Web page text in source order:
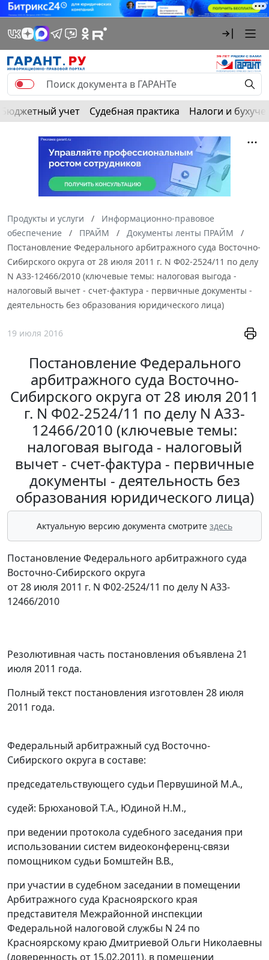
Бюджетный учет Судебная практика Налоги и
Продукты и услуги
Информационно-правовое
обеспечение
ПРАЙМ
Документы ленты ПРАЙМ
Постановление Федерального арбитражного суда Восточно-
Сибирского округа от 28 июля 2011 г. N Ф02-2524/11 по делу
N А33-12466/2010 (ключевые темы: налоговая выгода -
налоговый вычет - счет-фактура - первичные документы -
деятельность без образования юридического лица)
19 июля 2016
Постановление Федерального
арбитражного суда Восточно-
Сибирского округа от 28 июля 2011
г. N Ф02-2524/11 по делу N А33-
12466/2010 (ключевые темы:
налоговая выгода - налоговый
вычет - счет-фактура - первичные
документы - деятельность без
образования юридического лица)
Актуальную версию документа смотрите здесь
Постановление Федерального арбитражного суда
Восточно-Сибирского округа
от 28 июля 2011 г. N Ф02-2524/11 по делу N А33-
12466/2010
Резолютивная часть постановления объявлена 21
июля 2011 года.
Полный текст постановления изготовлен 28 июля
2011 года.
Федеральный арбитражный суд Восточно-
Сибирского округа в составе:
председательствующего судьи Первушиной М.А.,
судей: Брюхановой Т.А., Юдиной Н.М.,
при ведении протокола судебного заседания при
использовании систем видеоконференц-связи
помощником судьи Бомштейн В.В.,
при участии в судебном заседании в помещении
Арбитражного суда Красноярского края
представителя Межрайонной инспекции
Федеральной налоговой службы N 24 по
Красноярскому краю Дмитриевой Ольги Николаевны
(доверенность от 15.02.2011), в помещении